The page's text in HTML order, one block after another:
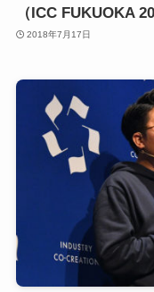
（ICC FUKUOKA
2018年7月17日